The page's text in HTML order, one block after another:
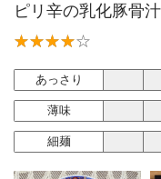
ピリ辛の乳化豚骨
あっさり
薄味
細麺